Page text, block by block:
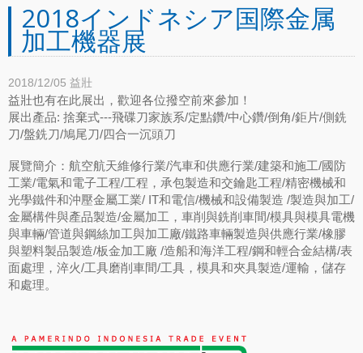
2018インドネシア国際金属
加工機器展
2018/12/05 益壯
益壯也有在此展出，歡迎各位撥空前來參加！
展出產品: 捨棄式---飛碟刀家族系/定點鑽/中心鑽/倒角/鉅片/側銑
刀/盤銑刀/鳩尾刀/四合一沉頭刀
展覽簡介：航空航天維修行業/汽車和供應行業/建築和施工/國防
工業/電氣和電子工程/工程，承包製造和交鑰匙工程/精密機械和
光學鐵件和沖壓金屬工業/ IT和電信/機械和設備製造 /製造與加工/
金屬構件與產品製造/金屬加工，車削與銑削車間/模具與模具電機
與車輛/管道與鋼絲加工與加工廠/鐵路車輛製造與供應行業/橡膠
與塑料製品製造/板金加工廠 /造船和海洋工程/鋼和輕合金結構/表
面處理，淬火/工具磨削車間/工具，模具和夾具製造/運輸，儲存
和處理。